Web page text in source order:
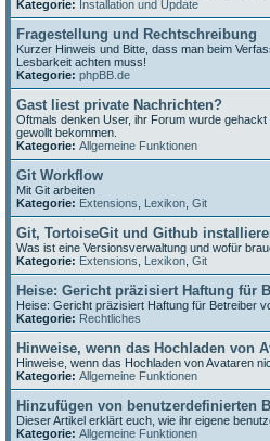
Kategorie: Installation und Update
Fragestellung und Rechtschreibung
Kurzer Hinweis und Bitte, dass man beim
Lesbarkeit achten muss!
Kategorie: phpBB.de
Gast liest private Nachrichten?
Oftmals denken User, ihr Forum wurde
gewollt bekommen.
Kategorie: Allgemeine Funktionen
Git Workflow
Mit Git arbeiten
Kategorie: Extensions Lexikon Git
Git, TortoiseGit und Github
Was ist eine Versionsverwaltung und wofür
Kategorie: Extensions Lexikon Git
Heise: Gericht präzisiert Haftung für
Heise: Gericht präzisiert Haftung für Betreiber
Kategorie: Rechtliches
Hinweise, wenn das Hochladen von
Hinweise, wenn das Hochladen von Avataren
Kategorie: Allgemeine Funktionen
Hinzufügen von benutzerdefinierten
Dieser Artikel erklärt euch, wie ihr eigene
Kategorie: Allgemeine Funktionen